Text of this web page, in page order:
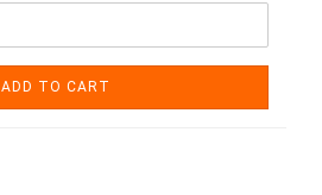
ADD TO CART